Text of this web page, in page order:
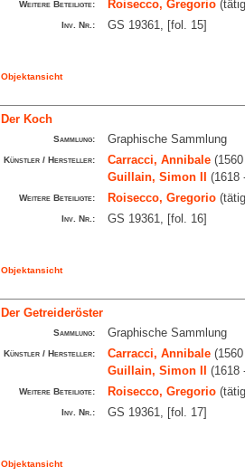
Weitere Beteiligte: Roisecco, Gregorio
Inv. Nr.: GS 19361, [fol. 15]
Objektansicht
Der Koch
Sammlung: Graphische Sammlung
Künstler / Hersteller: Carracci, Annibale(1560
Guillain, Simon II
(1618
Weitere Beteiligte: Roisecco, Gregorio
Inv. Nr.: GS 19361, [fol. 16]
Objektansicht
Der Getreideröster
Sammlung: Graphische Sammlung
Künstler / Hersteller: Carracci, Annibale(1560
Guillain, Simon II
(1618
Weitere Beteiligte: Roisecco, Gregorio
Inv. Nr.: GS 19361, [fol. 17]
Objektansicht